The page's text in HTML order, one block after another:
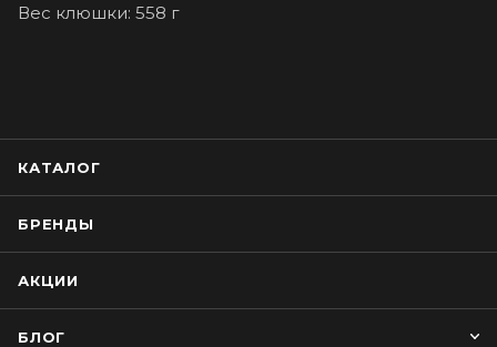
Вес клюшки: 558 г
КАТАЛОГ
БРЕНДЫ
АКЦИИ
БЛОГ